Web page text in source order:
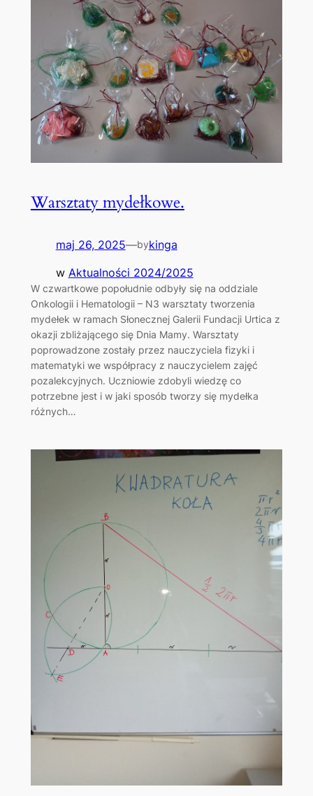
Warsztaty mydełkowe.
maj 26, 2025—bykinga
w Aktualności 2024/2025
W czwartkowe popołudnie odbyły się na oddziale
Onkologii i Hematologii – N3 warsztaty tworzenia
mydełek w ramach Słonecznej Galerii Fundacji Urtica z
okazji zbliżającego się Dnia Mamy. Warsztaty
poprowadzone zostały przez nauczyciela fizyki i
matematyki we współpracy z nauczycielem zajęć
pozalekcyjnych. Uczniowie zdobyli wiedzę co
potrzebne jest i w jaki sposób tworzy się mydełka
różnych…